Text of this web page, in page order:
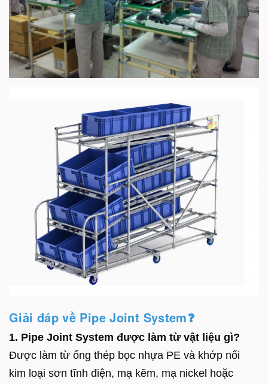
Giải đáp về Pipe Joint System❓
1. Pipe Joint System được làm từ vật liệu gì?
Được làm từ ống thép bọc nhựa PE và khớp nối
kim loại sơn tĩnh điện, mạ kẽm, mạ nickel hoặc